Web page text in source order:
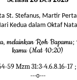
St. Stefanus, Martir
Kedua dalam Oktaf
melainkan Roh
kamu (Mat 10:20)
59 Mzm 31:3-4.6.8.16-17
---o---